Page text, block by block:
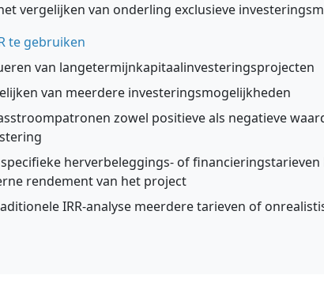
vergelijken van onderling exclusieve
te gebruiken
van langetermijnkapitaalinvesteringsprojecten
van meerdere investeringsmogelijkheden
zowel positieve als negatieve
herverbeleggings- of
rendement van het project
IRR-analyse meerdere tarieven of